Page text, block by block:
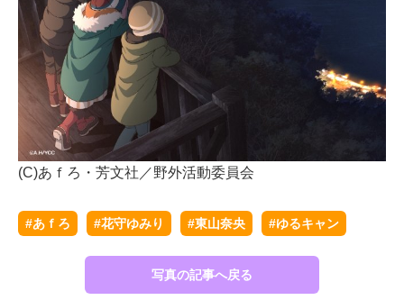
(C)あｆろ・芳文社／野外活動委員会
#あｆろ #花守ゆみり #東山奈央 #ゆるキャン
写真の記事へ戻る